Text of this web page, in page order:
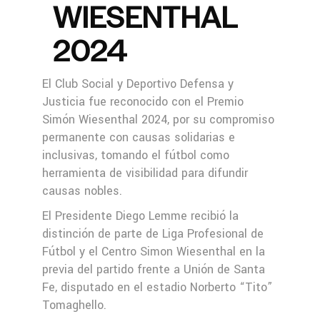
WIESENTHAL
2024
El Club Social y Deportivo Defensa y
Justicia fue reconocido con el Premio
Simón Wiesenthal 2024, por su compromiso
permanente con causas solidarias e
inclusivas, tomando el fútbol como
herramienta de visibilidad para difundir
causas nobles.
El Presidente Diego Lemme recibió la
distinción de parte de Liga Profesional de
Fútbol y el Centro Simon Wiesenthal en la
previa del partido frente a Unión de Santa
Fe, disputado en el estadio Norberto “Tito”
Tomaghello.